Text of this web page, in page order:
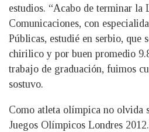
estudios. “Acabo de terminar la
Comunicaciones, con
Públicas, estudié en serbio, que
chirilico y por buen promedio
trabajo de graduación, fuimos
sostuvo.
Como atleta olímpica no olvida
Juegos Olímpicos Londres